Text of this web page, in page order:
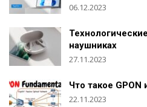
06.12.2023
наушниках
27.11.2023
Что такое GPON
22.11.2023